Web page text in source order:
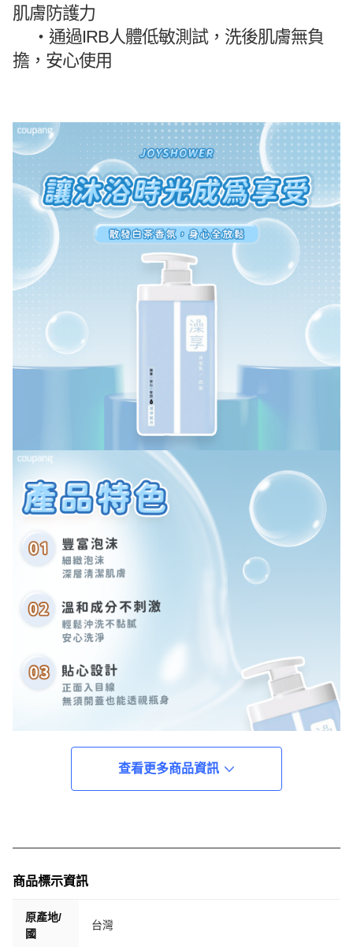
肌膚防護力
・ 通過IRB人體低敏測試，洗後肌膚無負
擔，安心使用
查看更多商品資訊
商品標示資訊
原產地/
國
台灣